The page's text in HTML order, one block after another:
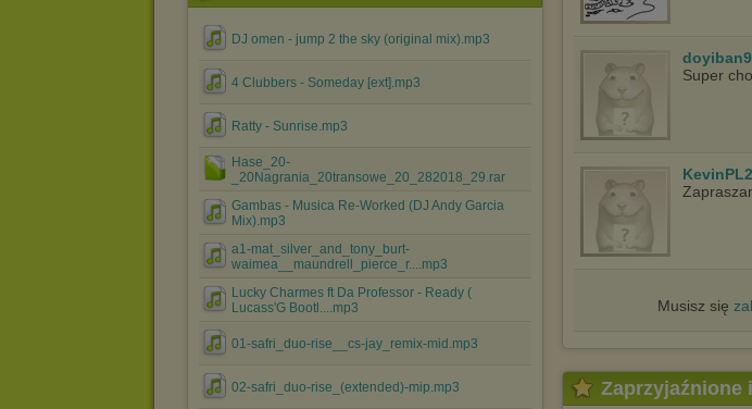
DJ omen - jump 2 the sky (original mix).mp3
4 Clubbers - Someday [ext].mp3
Ratty - Sunrise.mp3
Hase_20-
_20Nagrania_20transowe_20_282018_29.rar
Gambas - Musica Re-Worked (DJ Andy Garcia
Mix).mp3
a1-mat_silver_and_tony_burt-
waimea__maundrell_pierce_r....mp3
Lucky Charmes ft Da Professor - Ready (
Lucass'G Bootl....mp3
01-safri_duo-rise__cs-jay_remix-mid.mp3
02-safri_duo-rise_(extended)-mip.mp3
Super
Musisz się
Zaprzyjaźnione